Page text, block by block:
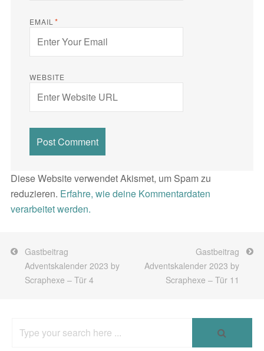
EMAIL *
WEBSITE
Diese Website verwendet Akismet, um Spam zu
reduzieren. Erfahre, wie deine Kommentardaten
verarbeitet werden.
Gastbeitrag
Adventskalender 2023 by
Scraphexe – Tür 4
Gastbeitrag
Adventskalender 2023 by
Scraphexe – Tür 11
for: